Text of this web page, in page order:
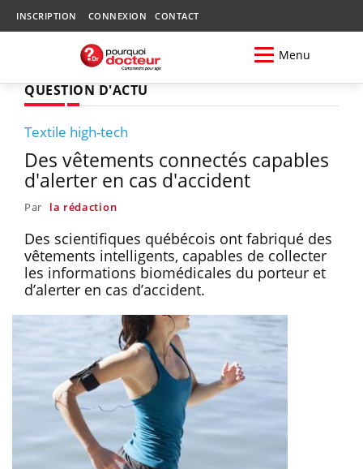
INSCRIPTION CONNEXION CONTACT
Menu
QUESTION D'ACTU
Textile high-tech
Des vêtements connectés capables
d'alerter en cas d'accident
Par la rédaction
Des scientifiques québécois ont fabriqué des
vêtements intelligents, capables de collecter
les informations biomédicales du porteur et
d’alerter en cas d’accident.